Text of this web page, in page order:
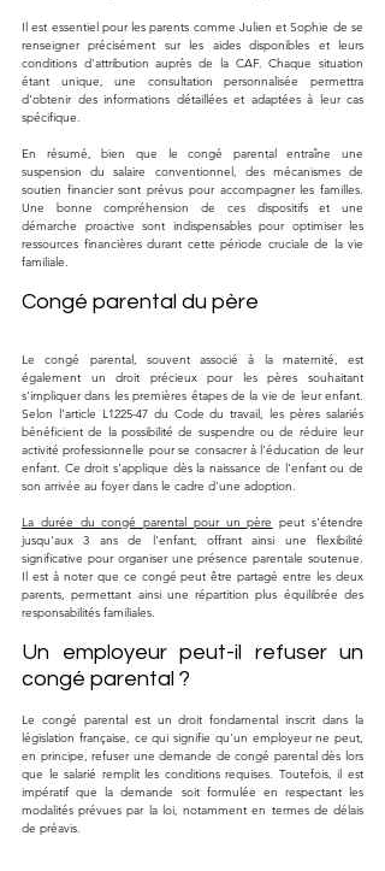
Il est essentiel pour les parents comme Julien et Sophie de se
renseigner précisément sur les aides disponibles et leurs
conditions d'attribution auprès de la CAF. Chaque situation
étant unique, une consultation personnalisée permettra
d'obtenir des informations détaillées et adaptées à leur cas
spécifique.
En résumé, bien que le congé parental entraîne une
suspension du salaire conventionnel, des mécanismes de
soutien financier sont prévus pour accompagner les familles.
Une bonne compréhension de ces dispositifs et une
démarche proactive sont indispensables pour optimiser les
ressources financières durant cette période cruciale de la vie
familiale.
Congé parental du père
Le congé parental, souvent associé à la maternité, est
également un droit précieux pour les pères souhaitant
s'impliquer dans les premières étapes de la vie de leur enfant.
Selon l'article L1225-47 du Code du travail, les pères salariés
bénéficient de la possibilité de suspendre ou de réduire leur
activité professionnelle pour se consacrer à l'éducation de leur
enfant. Ce droit s'applique dès la naissance de l'enfant ou de
son arrivée au foyer dans le cadre d'une adoption.
La durée du congé parental pour un père peut s'étendre
jusqu'aux 3 ans de l'enfant, offrant ainsi une flexibilité
significative pour organiser une présence parentale soutenue.
Il est à noter que ce congé peut être partagé entre les deux
parents, permettant ainsi une répartition plus équilibrée des
responsabilités familiales.
Un employeur peut-il refuser un
congé parental ?
Le congé parental est un droit fondamental inscrit dans la
législation française, ce qui signifie qu'un employeur ne peut,
en principe, refuser une demande de congé parental dès lors
que le salarié remplit les conditions requises. Toutefois, il est
impératif que la demande soit formulée en respectant les
modalités prévues par la loi, notamment en termes de délais
de préavis.